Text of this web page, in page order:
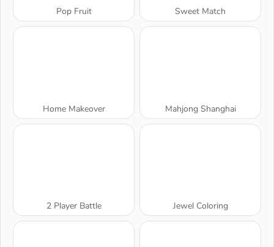
Pop Fruit Sweet Match
Home Makeover Mahjong Shanghai
2 Player Battle Jewel Coloring